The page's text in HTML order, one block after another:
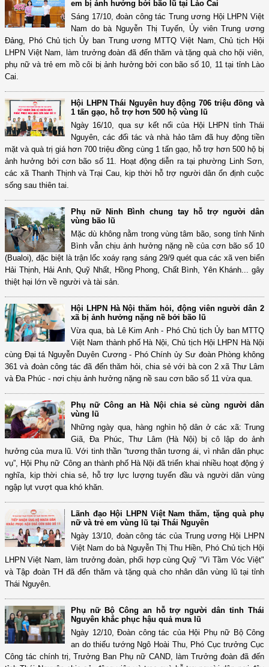
em bị ảnh hưởng bởi bão lũ tại Lào Cai
Sáng 17/10, đoàn công tác Trung ương Hội LHPN Việt
Nam do bà Nguyễn Thị Tuyến, Ủy viên Trung ương
Đảng, Phó Chủ tịch Ủy ban Trung ương MTTQ Việt Nam, Chủ tịch Hội
LHPN Việt Nam, làm trưởng đoàn đã đến thăm và tặng quà cho hội viên,
phụ nữ và trẻ em mồ côi bị ảnh hưởng bởi con bão số 10, 11 tại tỉnh Lào
Cai.
Hội LHPN Thái Nguyên huy động 706 triệu đồng và
1 tấn gạo, hỗ trợ hơn 500 hộ vùng lũ
Ngày 16/10, qua sự kết nối của Hội LHPN tỉnh Thái
Nguyên, các đối tác và nhà hảo tâm đã huy động tiền
mặt và quà trị giá hơn 700 triệu đồng cùng 1 tấn gạo, hỗ trợ hơn 500 hộ bị
ảnh hưởng bởi cơn bão số 11. Hoạt động diễn ra tại phường Linh Sơn,
các xã Thanh Thịnh và Trại Cau, kịp thời hỗ trợ người dân ổn định cuộc
sống sau thiên tai.
Phụ nữ Ninh Bình chung tay hỗ trợ người dân
vùng bão lũ
Mặc dù không nằm trong vùng tâm bão, song tỉnh Ninh
Bình vẫn chịu ảnh hưởng nặng nề của cơn bão số 10
(Bualoi), đặc biệt là trận lốc xoáy rạng sáng 29/9 quét qua các xã ven biển
Hải Thịnh, Hải Anh, Quỹ Nhất, Hồng Phong, Chất Bình, Yên Khánh... gây
thiệt hại lớn về người và tài sản.
Hội LHPN Hà Nội thăm hỏi, động viên người dân 2
xã bị ảnh hưởng nặng nề bởi bão lũ
Vừa qua, bà Lê Kim Anh - Phó Chủ tịch Ủy ban MTTQ
Việt Nam thành phố Hà Nội, Chủ tịch Hội LHPN Hà Nội
cùng Đại tá Nguyễn Duyên Cương - Phó Chính ủy Sư đoàn Phòng không
361 và đoàn công tác đã đến thăm hỏi, chia sẻ với bà con 2 xã Thư Lâm
và Đa Phúc - nơi chịu ảnh hưởng nặng nề sau cơn bão số 11 vừa qua.
Phụ nữ Công an Hà Nội chia sẻ cùng người dân
vùng lũ
Những ngày qua, hàng nghìn hộ dân ở các xã: Trung
Giã, Đa Phúc, Thư Lâm (Hà Nội) bị cô lập do ảnh
hưởng của mưa lũ. Với tinh thần “tương thân tương ái, vì nhân dân phục
vụ”, Hội Phụ nữ Công an thành phố Hà Nội đã triển khai nhiều hoạt động ý
nghĩa, kịp thời chia sẻ, hỗ trợ lực lượng tuyến đầu và người dân vùng
ngập lụt vượt qua khó khăn.
Lãnh đạo Hội LHPN Việt Nam thăm, tặng quà phụ
nữ và trẻ em vùng lũ tại Thái Nguyên
Ngày 13/10, đoàn công tác của Trung ương Hội LHPN
Việt Nam do bà Nguyễn Thị Thu Hiền, Phó Chủ tịch Hội
LHPN Việt Nam, làm trưởng đoàn, phối hợp cùng Quỹ "Vì Tầm Vóc Việt"
và Tập đoàn TH đã đến thăm và tặng quà cho nhân dân vùng lũ tại tỉnh
Thái Nguyên.
Phụ nữ Bộ Công an hỗ trợ người dân tỉnh Thái
Nguyên khắc phục hậu quả mưa lũ
Ngày 12/10, Đoàn công tác của Hội Phụ nữ Bộ Công
an do thiếu tướng Ngô Hoài Thu, Phó Cục trưởng Cục
Công tác chính trị, Trưởng Ban Phụ nữ CAND, làm Trưởng đoàn đã đến